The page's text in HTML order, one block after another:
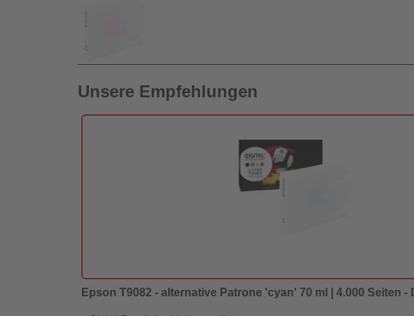
Unsere Empfehlungen
Epson T9082 - alternative Patrone 'cyan' 70 ml | 4.000 Seiten